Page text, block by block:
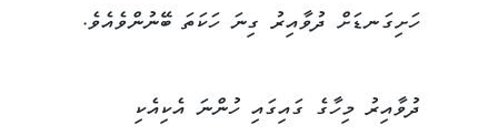
ހަށިގަނޑަށް ދުވާއިރު ގިނަ ހަކަތަ ބޭނުންވެއެވެ.
ދުވާއިރު މިހާގެ ގައިގައި ހުންނަ އެކިއެކި